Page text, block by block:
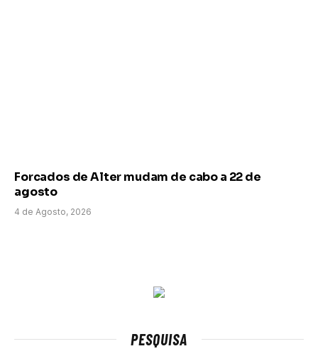
Forcados de Alter mudam de cabo a 22 de
agosto
4 de Agosto, 2026
PESQUISA